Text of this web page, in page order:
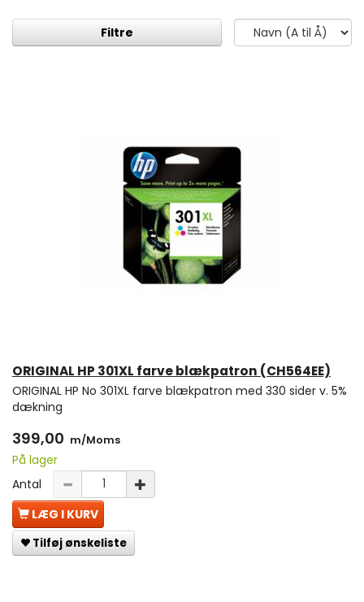
Filtre
ORIGINAL HP 301XL farve blækpatron (CH564EE)
ORIGINAL HP No 301XL farve blækpatron med 330 sider v. 5%
dækning
399,00 m/Moms
På lager
Antal
LÆG I KURV
Tilføj ønskeliste